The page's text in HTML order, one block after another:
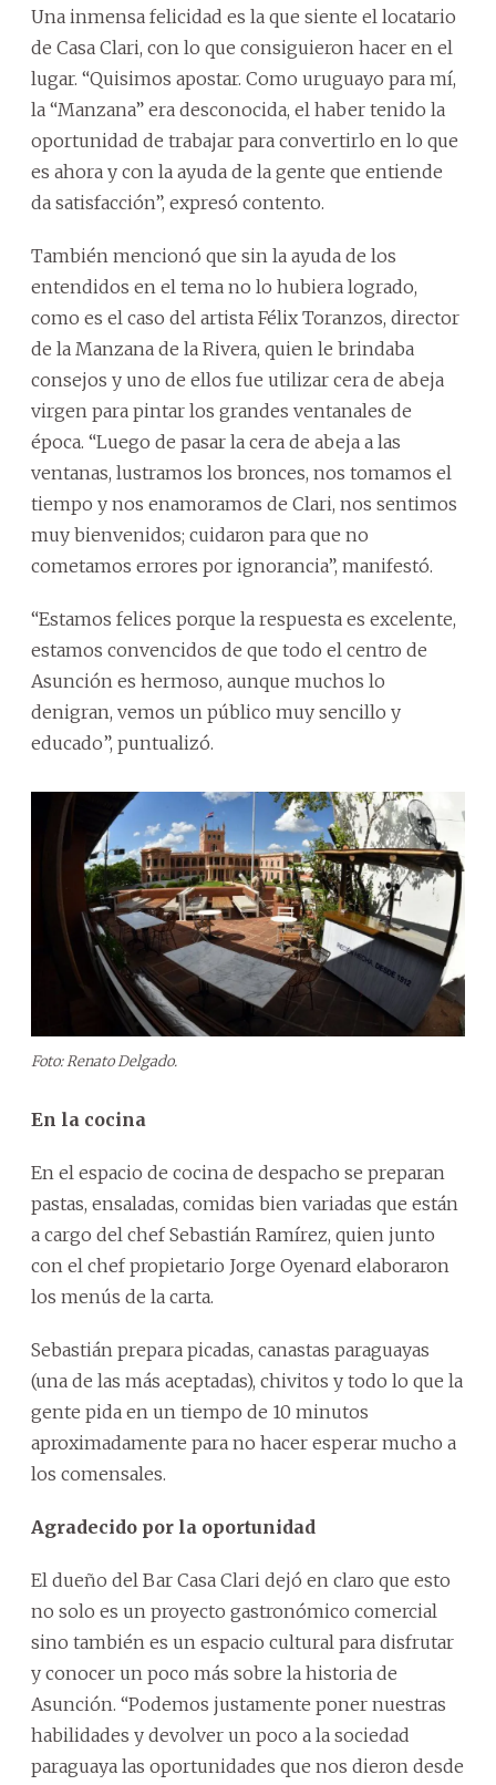
Una inmensa felicidad es la que siente el locatario
de Casa Clari, con lo que consiguieron hacer en el
lugar. “Quisimos apostar. Como uruguayo para mí,
la “Manzana” era desconocida, el haber tenido la
oportunidad de trabajar para convertirlo en lo que
es ahora y con la ayuda de la gente que entiende
da satisfacción”, expresó contento.
También mencionó que sin la ayuda de los
entendidos en el tema no lo hubiera logrado,
como es el caso del artista Félix Toranzos, director
de la Manzana de la Rivera, quien le brindaba
consejos y uno de ellos fue utilizar cera de abeja
virgen para pintar los grandes ventanales de
época. “Luego de pasar la cera de abeja a las
ventanas, lustramos los bronces, nos tomamos el
tiempo y nos enamoramos de Clari, nos sentimos
muy bienvenidos; cuidaron para que no
cometamos errores por ignorancia”, manifestó.
“Estamos felices porque la respuesta es excelente,
estamos convencidos de que todo el centro de
Asunción es hermoso, aunque muchos lo
denigran, vemos un público muy sencillo y
educado”, puntualizó.
Foto: Renato Delgado.
En la cocina
En el espacio de cocina de despacho se preparan
pastas, ensaladas, comidas bien variadas que están
a cargo del chef Sebastián Ramírez, quien junto
con el chef propietario Jorge Oyenard elaboraron
los menús de la carta.
Sebastián prepara picadas, canastas paraguayas
(una de las más aceptadas), chivitos y todo lo que la
gente pida en un tiempo de 10 minutos
aproximadamente para no hacer esperar mucho a
los comensales.
Agradecido por la oportunidad
El dueño del Bar Casa Clari dejó en claro que esto
no solo es un proyecto gastronómico comercial
sino también es un espacio cultural para disfrutar
y conocer un poco más sobre la historia de
Asunción. “Podemos justamente poner nuestras
habilidades y devolver un poco a la sociedad
paraguaya las oportunidades que nos dieron desde